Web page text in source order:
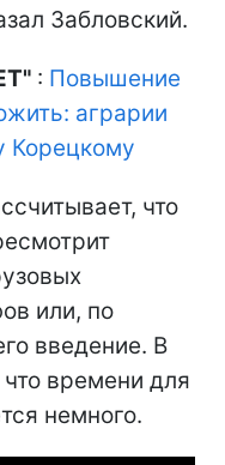
Забловский.
: Повышение
аграрии
Корецкому
что
или, по
введение. В
времени для
немного.